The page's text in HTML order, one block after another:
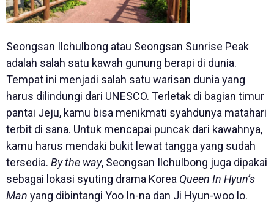
Seongsan Ilchulbong atau Seongsan Sunrise Peak
adalah salah satu kawah gunung berapi di dunia.
Tempat ini menjadi salah satu warisan dunia yang
harus dilindungi dari UNESCO. Terletak di bagian timur
pantai Jeju, kamu bisa menikmati syahdunya matahari
terbit di sana. Untuk mencapai puncak dari kawahnya,
kamu harus mendaki bukit lewat tangga yang sudah
tersedia. By the way, Seongsan Ilchulbong juga dipakai
sebagai lokasi syuting drama Korea Queen In Hyun’s
Man yang dibintangi Yoo In-na dan Ji Hyun-woo lo.